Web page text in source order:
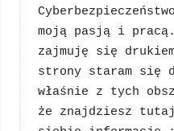
moją pasją i
zajmuję się
strony staram się
właśnie z tych
że znajdziesz